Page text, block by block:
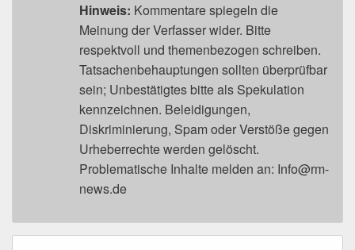
Hinweis: Kommentare spiegeln die
Meinung der Verfasser wider. Bitte
respektvoll und themenbezogen schreiben.
Tatsachenbehauptungen sollten überprüfbar
sein; Unbestätigtes bitte als Spekulation
kennzeichnen. Beleidigungen,
Diskriminierung, Spam oder Verstöße gegen
Urheberrechte werden gelöscht.
Problematische Inhalte melden an: Info@rm-
news.de